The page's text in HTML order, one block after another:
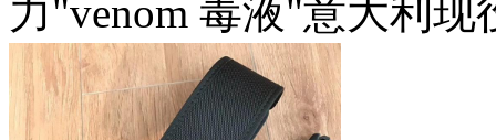
力"venom 毒液"意大利